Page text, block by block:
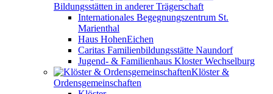
Bildungsstätten in anderer Trägerschaft
Internationales Begegnungszentrum St.
Marienthal
Haus HohenEichen
Caritas Familienbildungsstätte Naundorf
Jugend- & Familienhaus Kloster Wechselburg
Klöster &
Ordensgemeinschaften